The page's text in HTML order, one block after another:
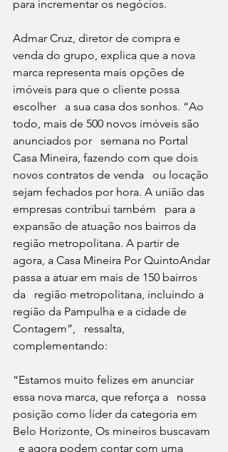
para incrementar os negócios.
Admar Cruz, diretor de compra e
venda do grupo, explica que a nova
marca representa mais opções de
imóveis para que o cliente possa
escolher   a sua casa dos sonhos. “Ao
todo, mais de 500 novos imóveis são
anunciados por   semana no Portal
Casa Mineira, fazendo com que dois
novos contratos de venda   ou locação
sejam fechados por hora. A união das
empresas contribui também   para a
expansão de atuação nos bairros da
região metropolitana. A partir de
agora, a Casa Mineira Por QuintoAndar
passa a atuar em mais de 150 bairros
da   região metropolitana, incluindo a
região da Pampulha e a cidade de
Contagem”,   ressalta,
complementando:
“Estamos muito felizes em anunciar
essa nova marca, que reforça a   nossa
posição como líder da categoria em
Belo Horizonte, Os mineiros buscavam
  e agora podem contar com uma